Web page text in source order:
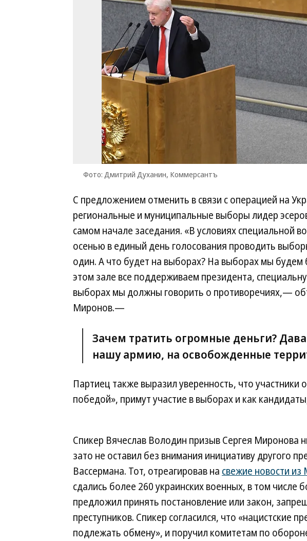
Фото: Дмитрий Духанин, Коммерсантъ
С предложением отменить в связи с операцией на
региональные и муниципальные выборы лидер
самом начале заседания. «В условиях специальной
осенью в единый день голосования проводить
один. А что будет на выборах? На выборах мы будем
этом зале все поддерживаем президента,
выборах мы должны говорить о противоречиях,—
Миронов.—
Зачем тратить огромные деньги?
нашу армию, на освобожденные
Партиец также выразил уверенность, что участники
победой», примут участие в выборах и как
Спикер Вячеслав Володин призыв Сергея Миронова
зато не оставил без внимания инициативу другого
Вассермана. Тот, отреагировав на свежие новости
сдались более 260 украинских военных, в том числе
предложил принять постановление или закон,
преступников. Спикер согласился, что «нацистские
подлежать обмену», и поручил комитетам по